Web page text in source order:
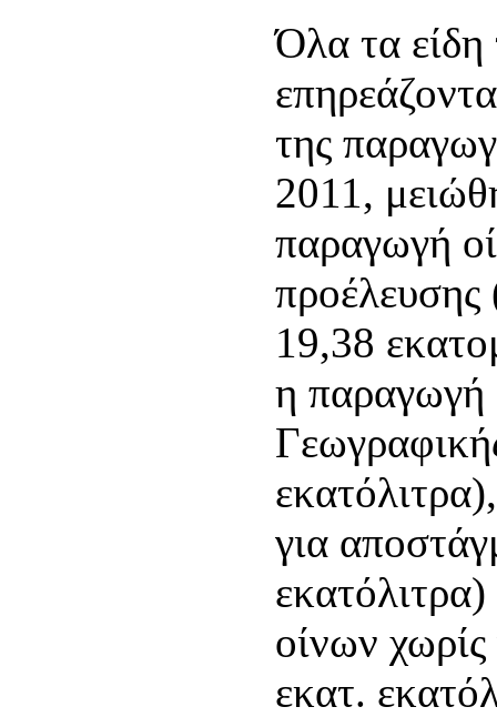
Όλα τα
της
2011,
παραγωγή
προέλευσης
19,38
η παραγωγή
για
οίνων
εκατ.